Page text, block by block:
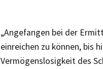
„Angefangen bei der
einreichen zu können, bis
Vermögenslosigkeit des